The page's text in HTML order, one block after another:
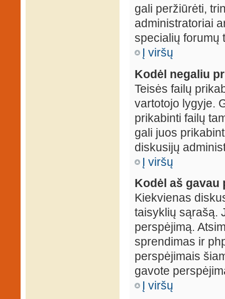
gali peržiūrėti,
administratoriai
specialių forumų
Į viršų
Kodėl negaliu
Teisės failų
vartotojo lygyje.
prikabinti failų
gali juos
diskusijų
Į viršų
Kodėl aš gavau
Kiekvienas
taisyklių sąrašą.
perspėjimą.
sprendimas ir
perspėjimais
gavote
Į viršų